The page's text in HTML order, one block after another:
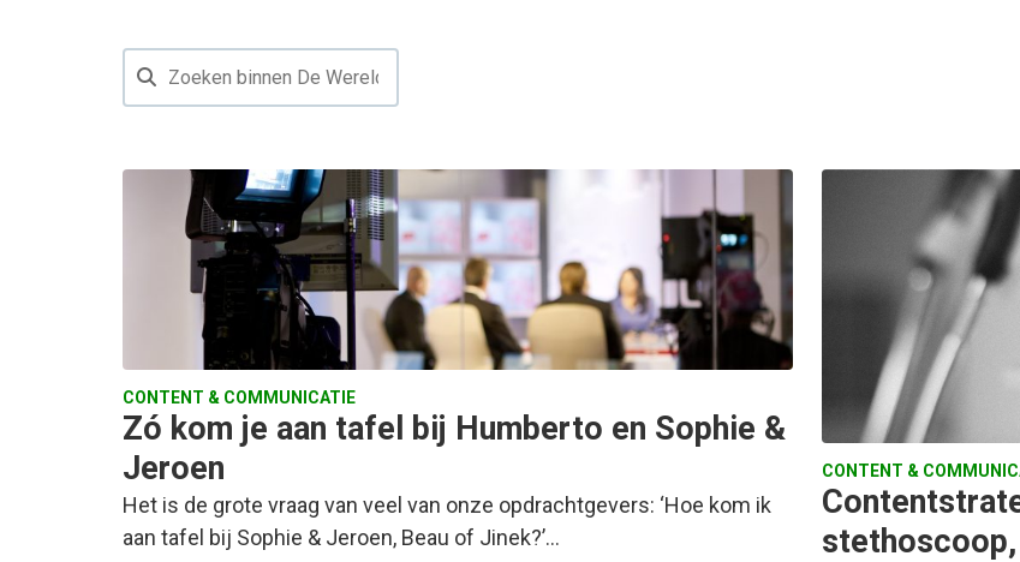
CONTENT & COMMUNICATIE
Zó kom je aan tafel bij Humberto en Sophie &
Jeroen
Het is de grote vraag van veel van onze opdrachtgevers: ‘Hoe kom ik
aan tafel bij Sophie & Jeroen, Beau of Jinek?’…
CONTENT &